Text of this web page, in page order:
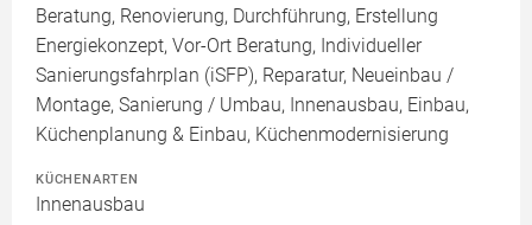
Beratung, Renovierung, Durchführung, Erstellung
Energiekonzept, Vor-Ort Beratung, Individueller
Sanierungsfahrplan (iSFP), Reparatur, Neueinbau /
Montage, Sanierung / Umbau, Innenausbau, Einbau,
Küchenplanung & Einbau, Küchenmodernisierung
KÜCHENARTEN
Innenausbau